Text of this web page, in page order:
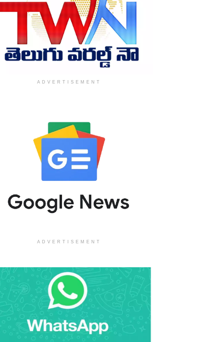
ADVERTISEMENT
ADVERTISEMENT